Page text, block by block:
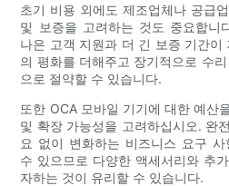
초기 비용 외에도 제조업체나 공급
및 보증을 고려하는 것도 중요합니
나은 고객 지원과 더 긴 보증 기간
의 평화를 더해주고 장기적으로 수
으로 절약할 수 있습니다.
또한 OCA 모바일 기기에 대한 예산
및 확장 가능성을 고려하십시오. 완
요 없이 변화하는 비즈니스 요구
수 있으므로 다양한 액세서리와 추
자하는 것이 유리할 수 있습니다.